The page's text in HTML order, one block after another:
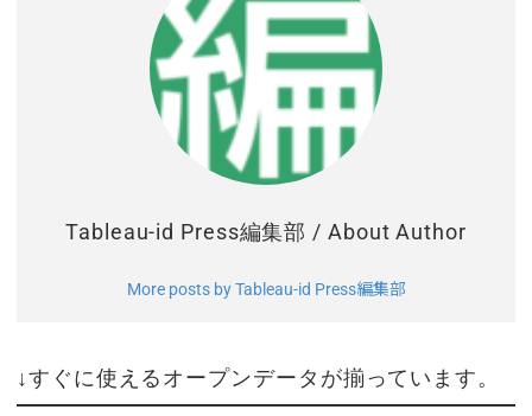
Tableau-id Press編集部 / About Author
More posts by Tableau-id Press編集部
↓すぐに使えるオープンデータが揃っています。